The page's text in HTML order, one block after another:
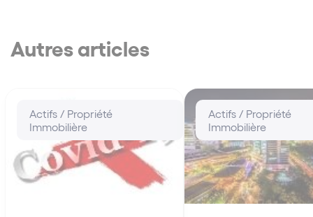
Autres articles
Actifs / Propriété
Immobilière
Actifs / Propriété
Immobilière